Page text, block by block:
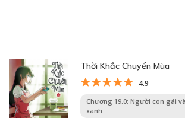
Thời Khắc Chuyển Mùa
4.9
Chương 19.0: Người con gái
xanh